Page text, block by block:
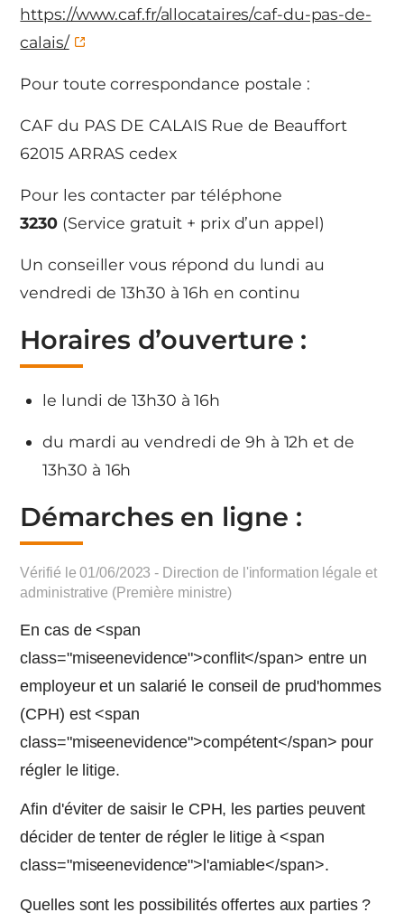
https://www.caf.fr/allocataires/caf-du-pas-de-
calais/
Pour toute correspondance postale :
CAF du PAS DE CALAIS Rue de Beauffort
62015 ARRAS cedex
Pour les contacter par téléphone
3230 (Service gratuit + prix d’un appel)
Un conseiller vous répond du lundi au
vendredi de 13h30 à 16h en continu
Horaires d’ouverture :
le lundi de 13h30 à 16h
du mardi au vendredi de 9h à 12h et de
13h30 à 16h
Démarches en ligne :
Vérifié le 01/06/2023 - Direction de l'information légale et
administrative (Première ministre)
En cas de <span
class="miseenevidence">conflit</span> entre un
employeur et un salarié le conseil de prud'hommes
(CPH) est <span
class="miseenevidence">compétent</span> pour
régler le litige.
Afin d'éviter de saisir le CPH, les parties peuvent
décider de tenter de régler le litige à <span
class="miseenevidence">l'amiable</span>.
Quelles sont les possibilités offertes aux parties ?